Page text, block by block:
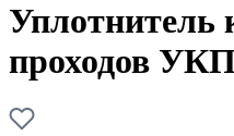
Уплотнитель
проходов